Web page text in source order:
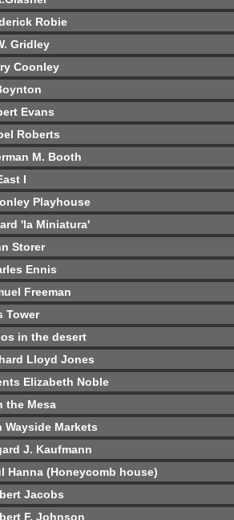
Robie
Gridley
Coonley
Evans
Roberts
M. Booth
I
Playhouse
'la Miniatura'
Storer
Ennis
Freeman
Tower
in the desert
Lloyd Jones
Elizabeth Noble
the Mesa
Wayside Markets
J. Kaufmann
Hanna (Honeycomb house)
Jacobs
F. Johnson